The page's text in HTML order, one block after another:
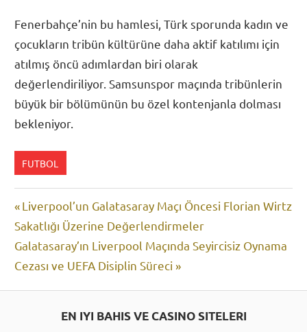
Fenerbahçe’nin bu hamlesi, Türk sporunda kadın ve
çocukların tribün kültürüne daha aktif katılımı için
atılmış öncü adımlardan biri olarak
değerlendiriliyor. Samsunspor maçında tribünlerin
büyük bir bölümünün bu özel kontenjanla dolması
bekleniyor.
FUTBOL
Yazı
gezinmesi
Previous
Post:
Liverpool’un Galatasaray Maçı Öncesi Florian Wirtz
Sakatlığı Üzerine Değerlendirmeler
Next
Post:
Galatasaray’ın Liverpool Maçında Seyircisiz Oynama
Cezası ve UEFA Disiplin Süreci
EN IYI BAHIS VE CASINO SITELERI